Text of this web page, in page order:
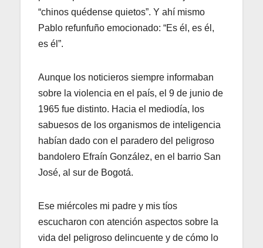
“chinos quédense quietos”. Y ahí mismo
Pablo refunfuño emocionado: “Es él, es él,
es él”.
Aunque los noticieros siempre informaban
sobre la violencia en el país, el 9 de junio de
1965 fue distinto. Hacia el mediodía, los
sabuesos de los organismos de inteligencia
habían dado con el paradero del peligroso
bandolero Efraín González, en el barrio San
José, al sur de Bogotá.
Ese miércoles mi padre y mis tíos
escucharon con atención aspectos sobre la
vida del peligroso delincuente y de cómo lo